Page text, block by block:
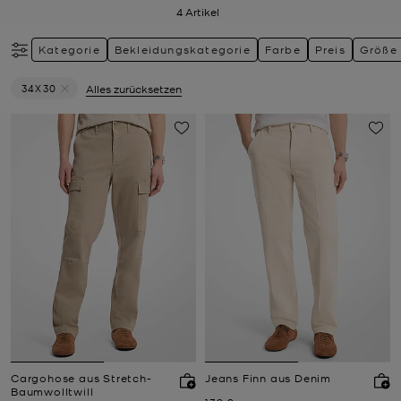
4Artikel
Kategorie Bekleidungskategorie Farbe Preis Größe
34X30
Alles zurücksetzen
Cargohose aus Stretch-
Baumwolltwill
Jeans Finn aus Denim